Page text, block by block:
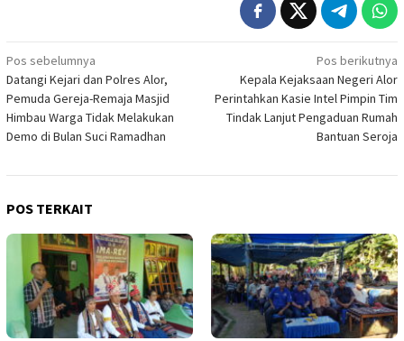
Navigasi
pos
Pos sebelumnya
Datangi Kejari dan Polres Alor,
Pemuda Gereja-Remaja Masjid
Himbau Warga Tidak Melakukan
Demo di Bulan Suci Ramadhan
Pos berikutnya
Kepala Kejaksaan Negeri Alor
Perintahkan Kasie Intel Pimpin Tim
Tindak Lanjut Pengaduan Rumah
Bantuan Seroja
POS TERKAIT